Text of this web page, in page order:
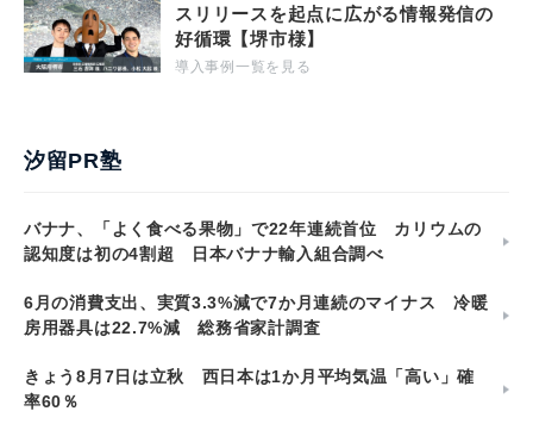
スリリースを起点に広がる情報発信の
好循環【堺市様】
導入事例一覧を見る
汐留PR塾
バナナ、「よく食べる果物」で22年連続首位 カリウムの
認知度は初の4割超 日本バナナ輸入組合調べ
6月の消費支出、実質3.3%減で7か月連続のマイナス 冷暖
房用器具は22.7%減 総務省家計調査
きょう8月7日は立秋 西日本は1か月平均気温「高い」確
率60％